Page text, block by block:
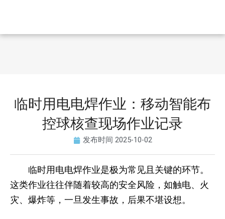
临时用电电焊作业：移动智能布
控球核查现场作业记录
发布时间 2025-10-02
临时用电电焊作业是极为常见且关键的环节。
这类作业往往伴随着较高的安全风险，如触电、火
灾、爆炸等，一旦发生事故，后果不堪设想。